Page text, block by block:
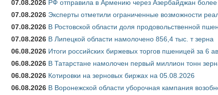
07.08.2026 РФ отправила в Армению через Азербайджан более
07.08.2026 Эксперты отметили ограниченные возможности
07.08.2026 В Ростовской области доля продовольственной
07.08.2026 В Липецкой области намолочено 856,4 тыс. т зерна
06.08.2026 Итоги российских биржевых торгов пшеницей за 6
06.08.2026 В Татарстане намолочен первый миллион тонн
06.08.2026 Котировки на зерновых биржах на 05.08.2026
06.08.2026 В Воронежской области уборочная кампания